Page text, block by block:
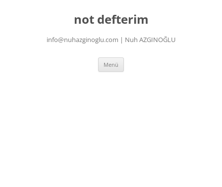
not defterim
info@nuhazginoglu.com | Nuh AZGINOĞLU
Menü